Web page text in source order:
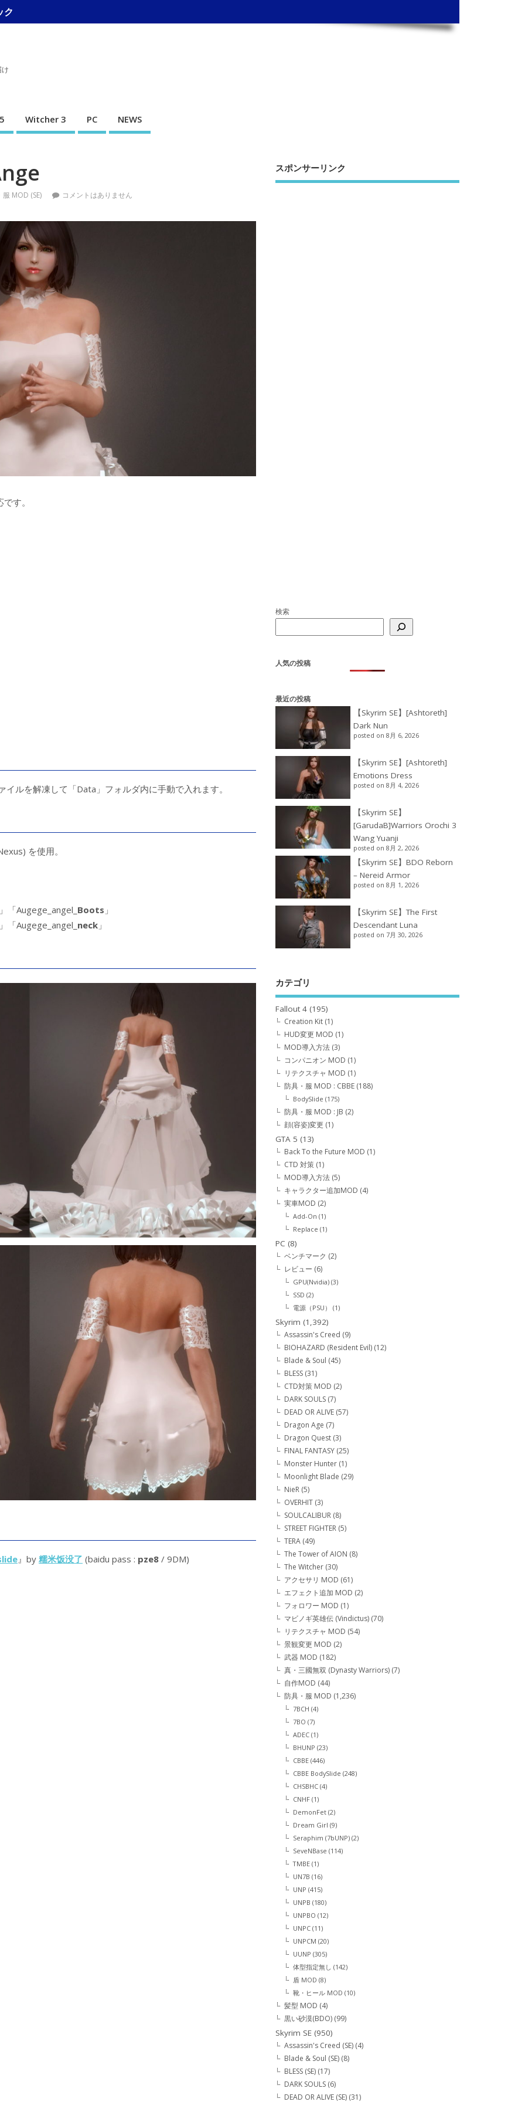
ク
Witcher 3 PC NEWS
服 MOD (SE) コメントはありません
す。
ルを解凍して「Data」フォルダ内に手動で入れます。
を使用。
「Augege_angel_ Boots 」
「Augege_angel_ neck 」
』by 糯米饭没了 (baidu pass : pze8 / 9DM)
スポンサーリンク
検索
人気の投稿
最近の投稿
【Skyrim SE】[Ashtoreth]
Dark Nun
posted on 8月 6, 2026
【Skyrim SE】[Ashtoreth]
Emotions Dress
posted on 8月 4, 2026
【Skyrim SE】
[GarudaB]Warriors Orochi 3
Wang Yuanji
posted on 8月 2, 2026
【Skyrim SE】BDO Reborn
– Nereid Armor
posted on 8月 1, 2026
【Skyrim SE】The First
Descendant Luna
posted on 7月 30, 2026
カテゴリ
Fallout 4 (195)
Creation Kit (1)
HUD変更 MOD (1)
MOD導入方法 (3)
コンパニオン MOD (1)
リテクスチャ MOD (1)
防具・服 MOD : CBBE (188)
BodySlide (175)
防具・服 MOD : JB (2)
顔(容姿)変更 (1)
GTA 5 (13)
Back To the Future MOD (1)
CTD 対策 (1)
MOD導入方法 (5)
キャラクター追加MOD (4)
実車MOD (2)
Add-On (1)
Replace (1)
PC (8)
ベンチマーク (2)
レビュー (6)
GPU(Nvidia) (3)
SSD (2)
電源（PSU）
(1)
Skyrim (1,392)
Assassin's Creed (9)
BIOHAZARD (Resident Evil) (12)
Blade & Soul (45)
BLESS (31)
CTD対策 MOD (2)
DARK SOULS (7)
DEAD OR ALIVE (57)
Dragon Age (7)
Dragon Quest (3)
FINAL FANTASY (25)
Monster Hunter (1)
Moonlight Blade (29)
NieR (5)
OVERHIT (3)
SOULCALIBUR (8)
STREET FIGHTER (5)
TERA (49)
The Tower of AION (8)
The Witcher (30)
アクセサリ MOD (61)
エフェクト追加 MOD (2)
フォロワー MOD (1)
マビノギ英雄伝 (Vindictus) (70)
リテクスチャ MOD (54)
景観変更 MOD (2)
武器 MOD (182)
真・三國無双 (Dynasty Warriors) (7)
自作MOD (44)
防具・服 MOD (1,236)
7BCH (4)
7BO (7)
ADEC (1)
BHUNP (23)
CBBE (446)
CBBE BodySlide (248)
CHSBHC (4)
CNHF (1)
DemonFet (2)
Dream Girl (9)
Seraphim (7bUNP) (2)
SeveNBase (114)
TMBE (1)
UN7B (16)
UNP (415)
UNPB (180)
UNPBO (12)
UNPC (11)
UNPCM (20)
UUNP (305)
体型指定無し (142)
盾 MOD (8)
靴・ヒール MOD (10)
髪型 MOD (4)
黒い砂漠(BDO) (99)
Skyrim SE (950)
Assassin's Creed (SE) (4)
Blade & Soul (SE) (8)
BLESS (SE) (17)
DARK SOULS (6)
DEAD OR ALIVE (SE) (31)